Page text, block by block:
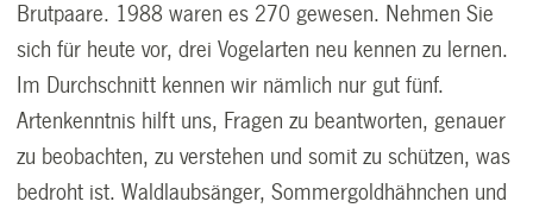
Brutpaare. 1988 waren es 270 gewesen. Nehmen Sie
sich für heute vor, drei Vogelarten neu kennen zu lernen.
Im Durchschnitt kennen wir nämlich nur gut fünf.
Artenkenntnis hilft uns, Fragen zu beantworten, genauer
zu beobachten, zu verstehen und somit zu schützen, was
bedroht ist. Waldlaubsänger, Sommergoldhähnchen und